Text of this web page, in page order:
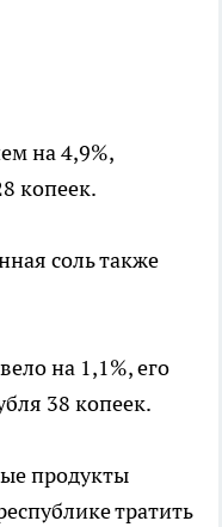
на 4,9%,
копеек.
соль также
на 1,1%, его
38 копеек.
продукты
тратить